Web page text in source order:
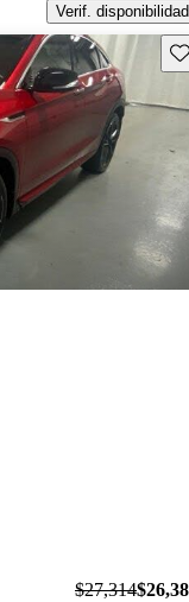
Verif. disponibilidad
$27,314